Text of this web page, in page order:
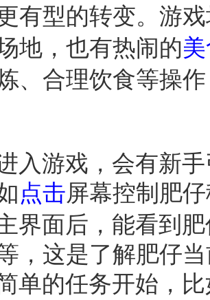
有型的转变。游
地，也有热闹的
、合理饮食等操
入游戏，会有新
点击屏幕控制肥
界面后，能看到
，这是了解肥仔
单的任务开始，